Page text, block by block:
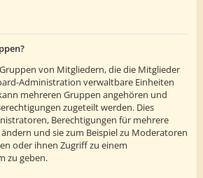
von Mitgliedern, die die Mitglieder
Administration verwaltbare Einheiten
mehreren Gruppen angehören und
zugeteilt werden. Dies
Berechtigungen für mehrere
und sie zum Beispiel zu Moderatoren
oder ihnen Zugriff zu einem
zu geben.